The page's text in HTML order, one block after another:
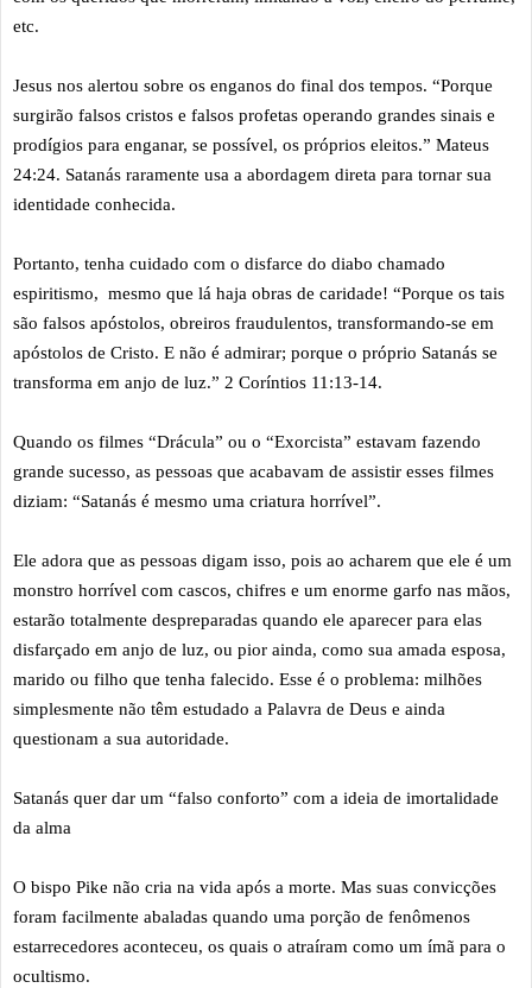
etc.
Jesus nos alertou sobre os enganos do final dos tempos. “Porque
surgirão falsos cristos e falsos profetas operando grandes sinais e
prodígios para enganar, se possível, os próprios eleitos.” Mateus
24:24. Satanás raramente usa a abordagem direta para tornar sua
identidade conhecida.
Portanto, tenha cuidado com o disfarce do diabo chamado
espiritismo, mesmo que lá haja obras de caridade! “Porque os tais
são falsos apóstolos, obreiros fraudulentos, transformando-se em
apóstolos de Cristo. E não é admirar; porque o próprio Satanás se
transforma em anjo de luz.” 2 Coríntios 11:13-14.
Quando os filmes “Drácula” ou o “Exorcista” estavam fazendo
grande sucesso, as pessoas que acabavam de assistir esses filmes
diziam: “Satanás é mesmo uma criatura horrível”.
Ele adora que as pessoas digam isso, pois ao acharem que ele é um
monstro horrível com cascos, chifres e um enorme garfo nas mãos,
estarão totalmente despreparadas quando ele aparecer para elas
disfarçado em anjo de luz, ou pior ainda, como sua amada esposa,
marido ou filho que tenha falecido. Esse é o problema: milhões
simplesmente não têm estudado a Palavra de Deus e ainda
questionam a sua autoridade.
Satanás quer dar um “falso conforto” com a ideia de imortalidade
da alma
O bispo Pike não cria na vida após a morte. Mas suas convicções
foram facilmente abaladas quando uma porção de fenômenos
estarrecedores aconteceu, os quais o atraíram como um ímã para o
ocultismo.